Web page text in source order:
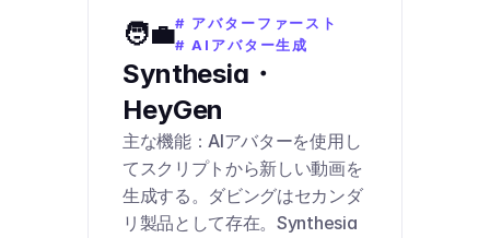
🧑‍💼# アバターファースト
# AIアバター生成
Synthesia・
HeyGen
主な機能：AIアバターを使用し
てスクリプトから新しい動画を
生成する。ダビングはセカンダ
リ製品として存在。Synthesia